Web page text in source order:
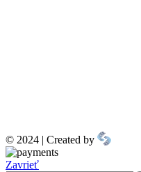
© 2024 | Created by
Zavrieť